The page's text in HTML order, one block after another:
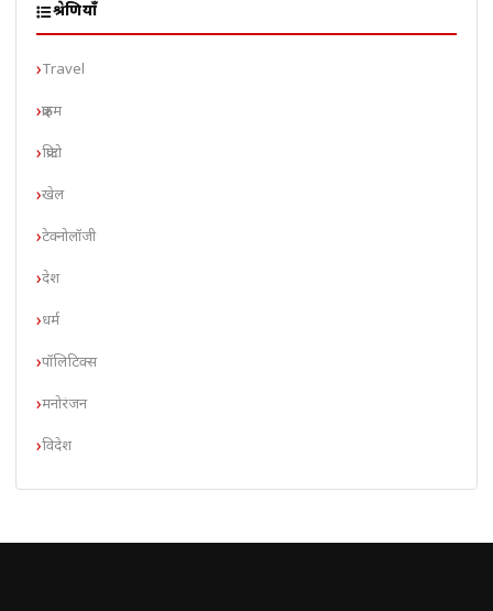
श्रेणियाँ
Travel
क्राइम
क्रिप्टो
खेल
टेक्नोलॉजी
देश
धर्म
पॉलिटिक्स
मनोरंजन
विदेश